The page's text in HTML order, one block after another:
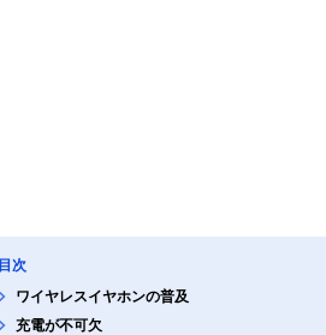
目次
ワイヤレスイヤホンの普及
充電が不可欠